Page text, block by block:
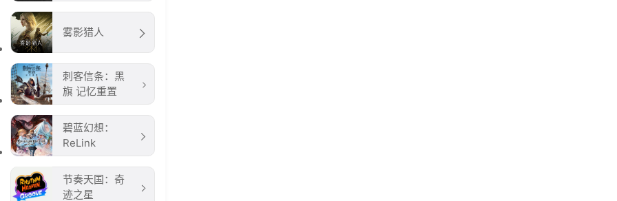
雾影猎人
刺客信条：黑
旗 记忆重置
碧蓝幻想：
ReLink
节奏天国：奇
迹之星